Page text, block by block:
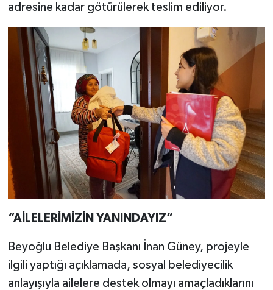
adresine kadar götürülerek teslim ediliyor.
“AİLELERİMİZİN YANINDAYIZ”
Beyoğlu Belediye Başkanı İnan Güney, projeyle
ilgili yaptığı açıklamada, sosyal belediyecilik
anlayışıyla ailelere destek olmayı amaçladıklarını